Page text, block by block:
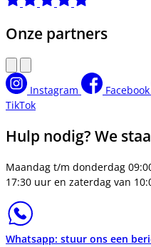
Onze partners
Instagram Facebook
TikTok
Hulp nodig? We
Maandag t/m donderdag
17:30 uur en zaterdag van
Whatsapp: stuur ons een